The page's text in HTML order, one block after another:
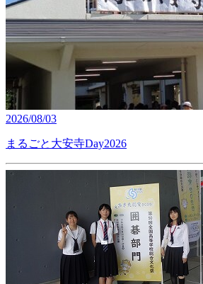
2026/08/03
まるごと大安寺Day2026